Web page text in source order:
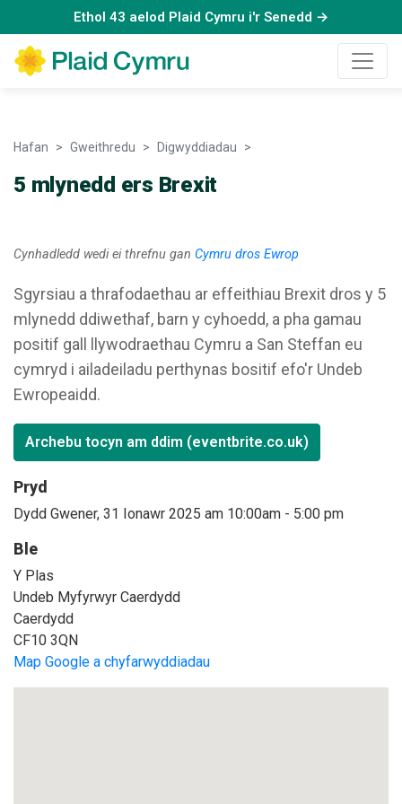
Ethol 43 aelod Plaid Cymru i'r Senedd →
Hafan Gweithredu Digwyddiadau
5 mlynedd ers Brexit
Cynhadledd wedi ei threfnu gan Cymru dros Ewrop
Sgyrsiau a thrafodaethau ar effeithiau Brexit dros y 5
mlynedd ddiwethaf, barn y cyhoedd, a pha gamau
positif gall llywodraethau Cymru a San Steffan eu
cymryd i ailadeiladu perthynas bositif efo'r Undeb
Ewropeaidd.
Archebu tocyn am ddim (eventbrite.co.uk)
Pryd
Dydd Gwener, 31 Ionawr 2025 am 10:00am - 5:00 pm
Ble
Y Plas
Undeb Myfyrwyr Caerdydd
Caerdydd
CF10 3QN
Map Google a chyfarwyddiadau